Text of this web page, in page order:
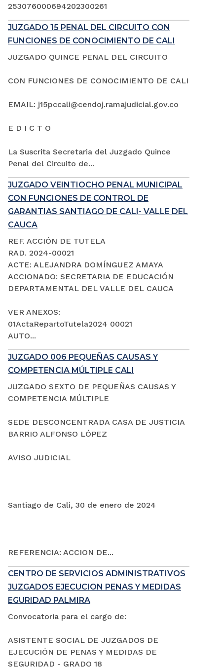
253076000694202300261
JUZGADO 15 PENAL DEL CIRCUITO CON
FUNCIONES DE CONOCIMIENTO DE CALI
JUZGADO QUINCE PENAL DEL CIRCUITO
CON FUNCIONES DE CONOCIMIENTO DE CALI
EMAIL: j15pccali@cendoj.ramajudicial.gov.co
E D I C T O
La Suscrita Secretaria del Juzgado Quince
Penal del Circuito de...
JUZGADO VEINTIOCHO PENAL MUNICIPAL
CON FUNCIONES DE CONTROL DE
GARANTIAS SANTIAGO DE CALI- VALLE DEL
CAUCA
REF. ACCIÓN DE TUTELA
RAD. 2024-00021
ACTE: ALEJANDRA DOMÍNGUEZ AMAYA
ACCIONADO: SECRETARIA DE EDUCACIÓN
DEPARTAMENTAL DEL VALLE DEL CAUCA
VER ANEXOS:
01ActaRepartoTutela2024 00021
AUTO...
JUZGADO 006 PEQUEÑAS CAUSAS Y
COMPETENCIA MÚLTIPLE CALI
JUZGADO SEXTO DE PEQUEÑAS CAUSAS Y
COMPETENCIA MÚLTIPLE
SEDE DESCONCENTRADA CASA DE JUSTICIA
BARRIO ALFONSO LÓPEZ
AVISO JUDICIAL
Santiago de Cali, 30 de enero de 2024
REFERENCIA: ACCION DE...
CENTRO DE SERVICIOS ADMINISTRATIVOS
JUZGADOS EJECUCION PENAS Y MEDIDAS
EGURIDAD PALMIRA
Convocatoria para el cargo de:
ASISTENTE SOCIAL DE JUZGADOS DE
EJECUCIÓN DE PENAS Y MEDIDAS DE
SEGURIDAD - GRADO 18